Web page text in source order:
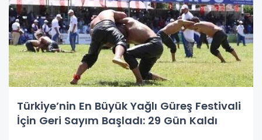
Türkiye’nin En Büyük Yağlı Güreş Festivali
İçin Geri Sayım Başladı: 29 Gün Kaldı